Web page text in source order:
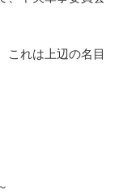
これは上辺の名目